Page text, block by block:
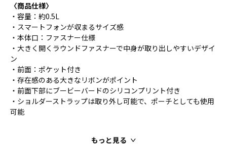
〈商品仕様〉
・容量：約0.5L
・スマートフォンが収まるサイズ感
・本体口：ファスナー仕様
・大きく開くラウンドファスナーで中身が取り出しやすいデザイ
ン
・前面：ポケット付き
・存在感のある大きなリボンがポイント
・前面下部にブービーバードのシリコンプリント付き
・ショルダーストラップは取り外し可能で、ポーチとしても使用
可能
もっと見る